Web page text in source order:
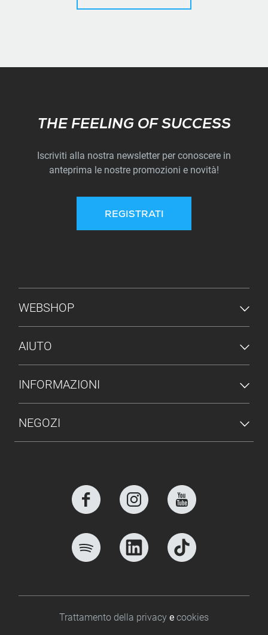
Subscribe
THE FEELING OF SUCCESS
Iscriviti alla nostra newsletter per conoscere in
anteprima le nostre promozioni e novità!
REGISTRATI
MENU PIÈ DI PAGINA
WEBSHOP
AIUTO
INFORMAZIONI
NEGOZI
Footer bottomTrattamento della privacy e cookies